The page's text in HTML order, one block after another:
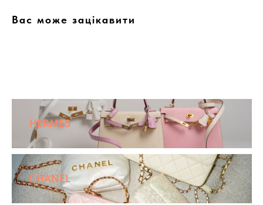
Вас може зацікавити
HERMES
CHANEL